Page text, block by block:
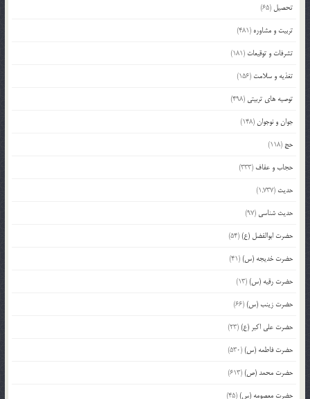
تحصیل (65)
تربیت و مشاوره (481)
تشرفات و توقیعات (181)
تغذیه و سلامت (156)
توصیه های تربیتی (498)
جوان و نوجوان(148)
حج (118)
حجاب و عفاف (333)
حدیث (1,737)
حدیث شناسی (97)
حضرت ابوالفضل (ع)(54)
حضرت خدیجه (س)(41)
حضرت رقیه (س)(13)
حضرت زینب (س)(66)
حضرت علی اکبر (ع)(23)
حضرت فاطمه (س)(530)
حضرت محمد (ص)(613)
حضرت معصومه (س)(45)